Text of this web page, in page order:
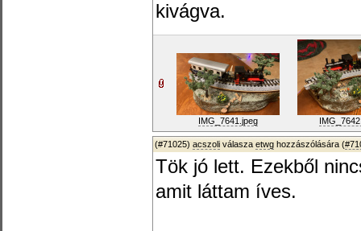
kivágva.
IMG_7641.jpeg
(#71025) acszoli válasza etwg hozzászólására (
Tök jó lett. Ezekből
amit láttam íves.